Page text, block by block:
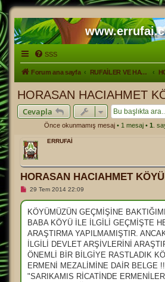
SSS
Forum ana sayfa RUFAİLER VE HAYATLARI
HORASAN HACIAHMET
Cevapla
Önce okunmamış mesaj• 1 mesaj • 1 .
ERRUFAİ
HORASAN HACIAHMET
O
u
n
a
m
ı
ş
m
s
a
29 Tem 2014 22:09
KÖYÜMÜZÜN GEÇMİŞİNE
BABA KÖYÜ İLE İLGİLİ GEÇMİŞTE
ARAŞTIRMA YAPILMAMIŞTIR.
İLGİLİ DEVLET ARŞİVLERİNİ
ÖNEMLİ BİR BİLGİYE RASTLADIK
ERMENİ MEZALİMİNE DAİR BELGE
"SARIKAMIS RİCATİNDE